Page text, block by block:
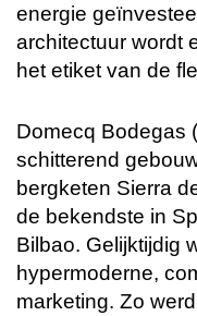
energie
architectuur wordt
het etiket van de
Domecq Bodegas
schitterend
bergketen Sierra
de bekendste in
Bilbao. Gelijktijdig
hypermoderne,
marketing. Zo